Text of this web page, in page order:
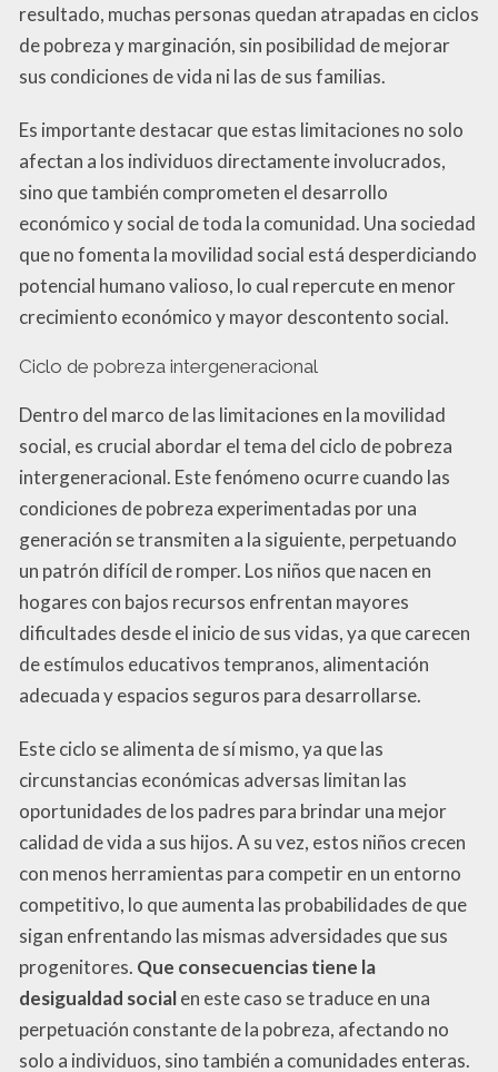
resultado, muchas personas quedan atrapadas en ciclos
de pobreza y marginación, sin posibilidad de mejorar
sus condiciones de vida ni las de sus familias.
Es importante destacar que estas limitaciones no solo
afectan a los individuos directamente involucrados,
sino que también comprometen el desarrollo
económico y social de toda la comunidad. Una sociedad
que no fomenta la movilidad social está desperdiciando
potencial humano valioso, lo cual repercute en menor
crecimiento económico y mayor descontento social.
Ciclo de pobreza intergeneracional
Dentro del marco de las limitaciones en la movilidad
social, es crucial abordar el tema del ciclo de pobreza
intergeneracional. Este fenómeno ocurre cuando las
condiciones de pobreza experimentadas por una
generación se transmiten a la siguiente, perpetuando
un patrón difícil de romper. Los niños que nacen en
hogares con bajos recursos enfrentan mayores
dificultades desde el inicio de sus vidas, ya que carecen
de estímulos educativos tempranos, alimentación
adecuada y espacios seguros para desarrollarse.
Este ciclo se alimenta de sí mismo, ya que las
circunstancias económicas adversas limitan las
oportunidades de los padres para brindar una mejor
calidad de vida a sus hijos. A su vez, estos niños crecen
con menos herramientas para competir en un entorno
competitivo, lo que aumenta las probabilidades de que
sigan enfrentando las mismas adversidades que sus
progenitores. Que consecuencias tiene la
desigualdad socialen este caso se traduce en una
perpetuación constante de la pobreza, afectando no
solo a individuos, sino también a comunidades enteras.